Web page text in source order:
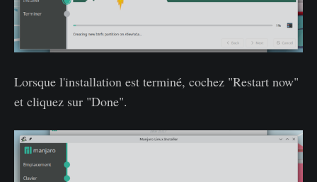
Lorsque l'installation est terminé, cochez "Restart now"
et cliquez sur "Done".